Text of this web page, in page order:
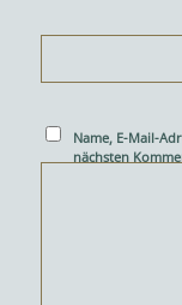
Name, E-Mail-
nächsten